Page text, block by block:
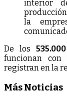
interior
la
De los
funcionan con
registran en la
Más Noticias